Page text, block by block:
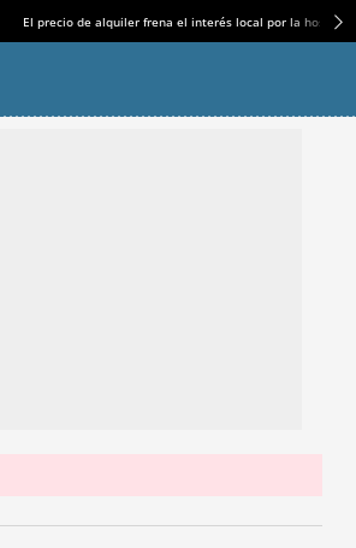
El precio de alquiler frena el interés local por la hostelería